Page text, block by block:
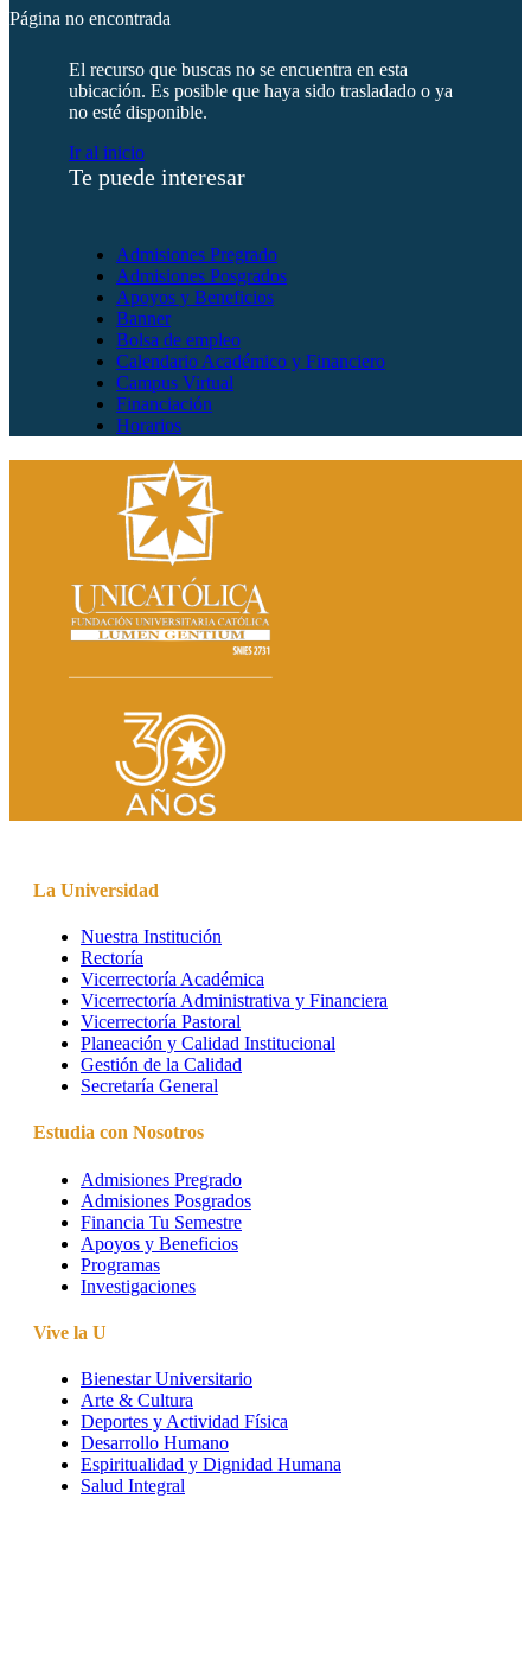
Página no encontrada
El recurso que buscas no se encuentra en esta
ubicación. Es posible que haya sido trasladado o ya
no esté disponible.
Ir al inicio
Te puede interesar
Admisiones Pregrado
Admisiones Posgrados
Apoyos y Beneficios
Banner
Bolsa de empleo
Calendario Académico y Financiero
Campus Virtual
Financiación
Horarios
La Universidad
Nuestra Institución
Rectoría
Vicerrectoría Académica
Vicerrectoría Administrativa y Financiera
Vicerrectoría Pastoral
Planeación y Calidad Institucional
Gestión de la Calidad
Secretaría General
Estudia con Nosotros
Admisiones Pregrado
Admisiones Posgrados
Financia Tu Semestre
Apoyos y Beneficios
Programas
Investigaciones
Vive la U
Bienestar Universitario
Arte & Cultura
Deportes y Actividad Física
Desarrollo Humano
Espiritualidad y Dignidad Humana
Salud Integral